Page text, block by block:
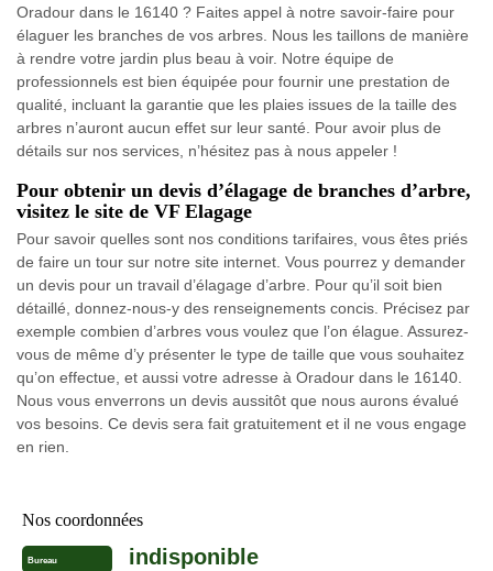
Oradour dans le 16140 ? Faites appel à notre savoir-faire pour
élaguer les branches de vos arbres. Nous les taillons de manière
à rendre votre jardin plus beau à voir. Notre équipe de
professionnels est bien équipée pour fournir une prestation de
qualité, incluant la garantie que les plaies issues de la taille des
arbres n’auront aucun effet sur leur santé. Pour avoir plus de
détails sur nos services, n’hésitez pas à nous appeler !
Pour obtenir un devis d’élagage de branches d’arbre,
visitez le site de VF Elagage
Pour savoir quelles sont nos conditions tarifaires, vous êtes priés
de faire un tour sur notre site internet. Vous pourrez y demander
un devis pour un travail d’élagage d’arbre. Pour qu’il soit bien
détaillé, donnez-nous-y des renseignements concis. Précisez par
exemple combien d’arbres vous voulez que l’on élague. Assurez-
vous de même d’y présenter le type de taille que vous souhaitez
qu’on effectue, et aussi votre adresse à Oradour dans le 16140.
Nous vous enverrons un devis aussitôt que nous aurons évalué
vos besoins. Ce devis sera fait gratuitement et il ne vous engage
en rien.
Nos coordonnées
Bureau indisponible